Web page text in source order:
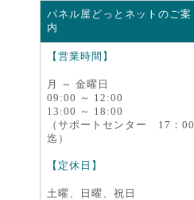
パネル屋どっとネットのご案
内
【営業時間】
月 ～ 金曜日
09:00 ～ 12:00
13:00 ～ 18:00
（サポートセンター 17：00
迄）
【定休日】
土曜、日曜、祝日